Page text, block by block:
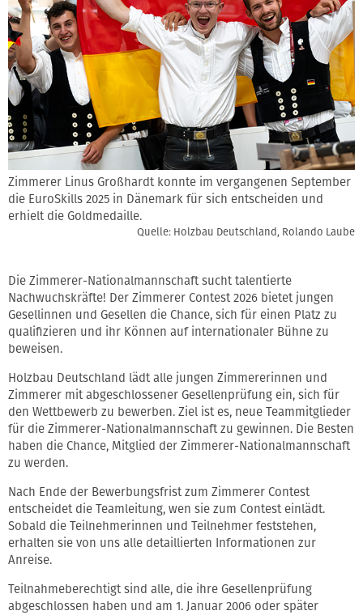
Zimmerer Linus Großhardt konnte im vergangenen September
die EuroSkills 2025 in Dänemark für sich entscheiden und
erhielt die Goldmedaille.
Quelle: Holzbau Deutschland, Rolando Laube
Die Zimmerer-Nationalmannschaft sucht talentierte
Nachwuchskräfte! Der Zimmerer Contest 2026 bietet jungen
Gesellinnen und Gesellen die Chance, sich für einen Platz zu
qualifizieren und ihr Können auf internationaler Bühne zu
beweisen.
Holzbau Deutschland lädt alle jungen Zimmererinnen und
Zimmerer mit abgeschlossener Gesellenprüfung ein, sich für
den Wettbewerb zu bewerben. Ziel ist es, neue Teammitglieder
für die Zimmerer-Nationalmannschaft zu gewinnen. Die Besten
haben die Chance, Mitglied der Zimmerer-Nationalmannschaft
zu werden.
Nach Ende der Bewerbungsfrist zum Zimmerer Contest
entscheidet die Teamleitung, wen sie zum Contest einlädt.
Sobald die Teilnehmerinnen und Teilnehmer feststehen,
erhalten sie von uns alle detaillierten Informationen zur
Anreise.
Teilnahmeberechtigt sind alle, die ihre Gesellenprüfung
abgeschlossen haben und am 1. Januar 2006 oder später